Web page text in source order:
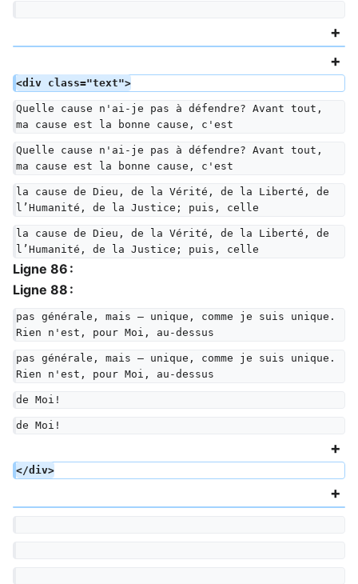
<div class="text">
Quelle cause n'ai-je pas à défendre? Avant tout,
ma cause est la bonne cause, c'est
Quelle cause n'ai-je pas à défendre? Avant tout,
ma cause est la bonne cause, c'est
la cause de Dieu, de la Vérité, de la Liberté, de
l’Humanité, de la Justice; puis, celle
la cause de Dieu, de la Vérité, de la Liberté, de
l’Humanité, de la Justice; puis, celle
Ligne 86 :
Ligne 88 :
pas générale, mais — unique, comme je suis unique.
Rien n'est, pour Moi, au-dessus
pas générale, mais — unique, comme je suis unique.
Rien n'est, pour Moi, au-dessus
de Moi!
de Moi!
</div>